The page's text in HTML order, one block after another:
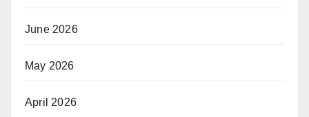
June 2026
May 2026
April 2026